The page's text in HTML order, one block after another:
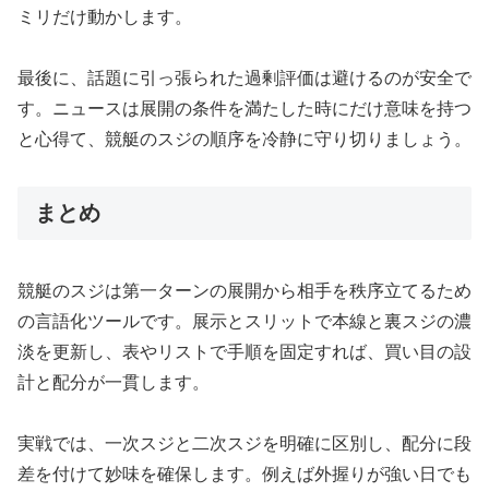
ミリだけ動かします。
最後に、話題に引っ張られた過剰評価は避けるのが安全で
す。ニュースは展開の条件を満たした時にだけ意味を持つ
と心得て、競艇のスジの順序を冷静に守り切りましょう。
まとめ
競艇のスジは第一ターンの展開から相手を秩序立てるため
の言語化ツールです。展示とスリットで本線と裏スジの濃
淡を更新し、表やリストで手順を固定すれば、買い目の設
計と配分が一貫します。
実戦では、一次スジと二次スジを明確に区別し、配分に段
差を付けて妙味を確保します。例えば外握りが強い日でも